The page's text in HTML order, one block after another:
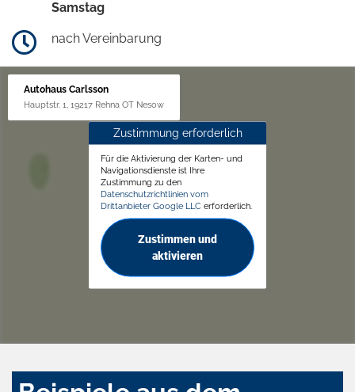
Samstag
nach Vereinbarung
Autohaus Carlsson
Hauptstr. 1, 19217 Rehna OT Nesow
Zustimmung erforderlich
Für die Aktivierung der Karten- und
Navigationsdienste ist Ihre
Zustimmung zu den
Datenschutzrichtlinien vom
Drittanbieter Google LLC erforderlich.
Zustimmen und
aktivieren